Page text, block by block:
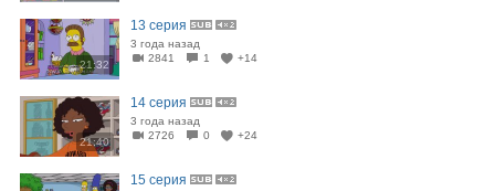
21:32
13 серия
3 года назад
2841
1 +14
21:40
14 серия
3 года назад
2726
0 +24
15 серия